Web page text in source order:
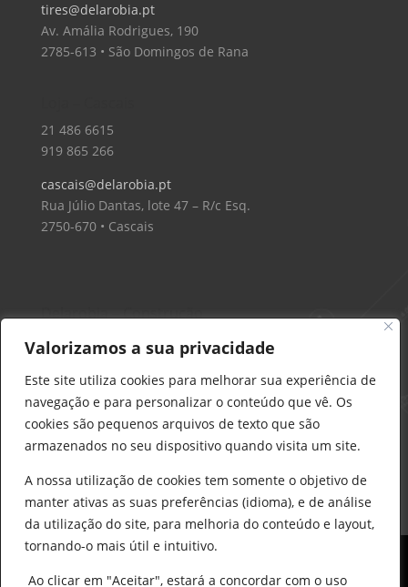
Valorizamos a sua privacidade
Este site utiliza cookies para melhorar sua experiência de
navegação e para personalizar o conteúdo que vê. Os
cookies são pequenos arquivos de texto que são
armazenados no seu dispositivo quando visita um site.
A nossa utilização de cookies tem somente o objetivo de
manter ativas as suas preferências (idioma), e de análise
da utilização do site, para melhoria do conteúdo e layout,
tornando-o mais útil e intuitivo.
Ao clicar em "Aceitar", estará a concordar com o uso
tires@delarobia.pt
Av. Amália Rodrigues, 190
2785-613 • São Domingos de Rana
21 486 6615
919 865 266
cascais@delarobia.pt
Rua Júlio Dantas, lote 47 – R/c Esq.
2750-670 • Cascais
Delarobia – Construção
912 441 514
construcao@delarobia.pt
R. António Andrade, 1171
2820-287 • Charneca de Caparica